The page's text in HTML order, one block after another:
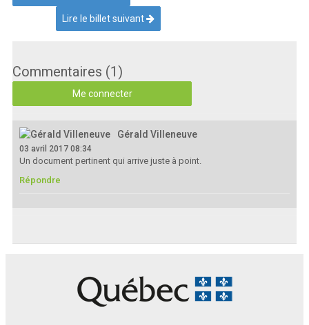
Lire le billet suivant
Commentaires (1)
Me connecter
Gérald Villeneuve
03 avril 2017 08:34
Un document pertinent qui arrive juste à point.
Répondre